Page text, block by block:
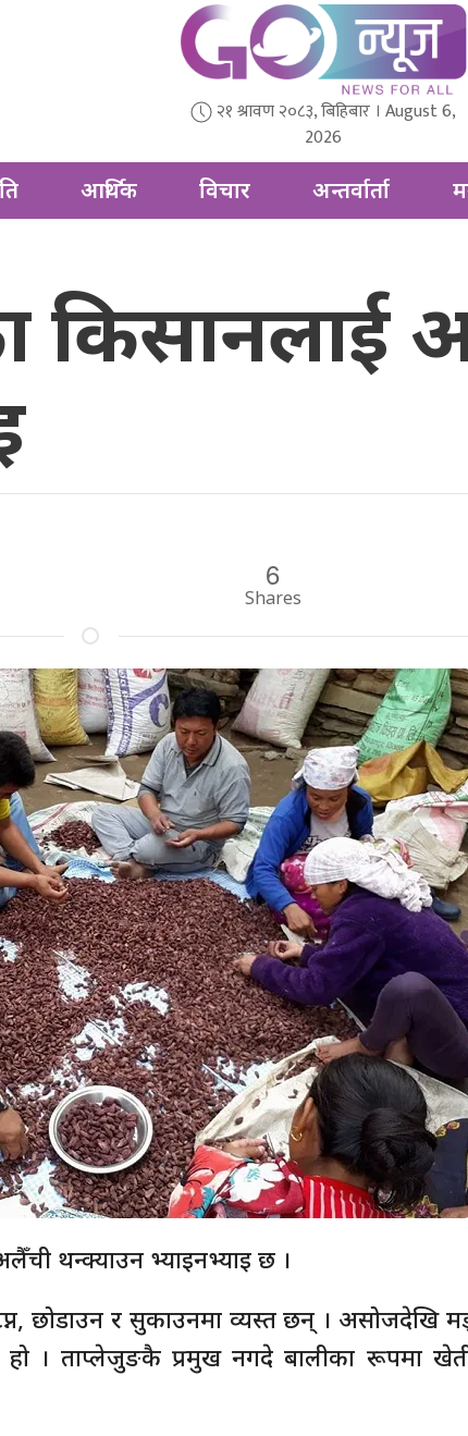
२१ श्रावण २०८३, बिहिबार । August 6,
2026
आर्थिक विचार अन्तर्वार्ता
किसानलाई
6
Shares
थन्क्याउन भ्याइनभ्याइ छ ।
छोडाउन र सुकाउनमा व्यस्त छन् । असोजदेखि
। ताप्लेजुङकै प्रमुख नगदे बालीका रूपमा